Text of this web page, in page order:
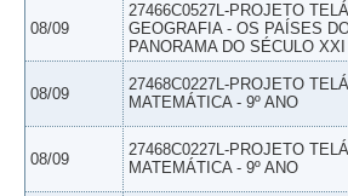
08/09
27466C0527L-PROJETO
GEOGRAFIA - OS PAÍSES
PANORAMA DO SÉCULO XXI
08/09
27468C0227L-PROJETO
MATEMÁTICA - 9º ANO
08/09
27468C0227L-PROJETO
MATEMÁTICA - 9º ANO